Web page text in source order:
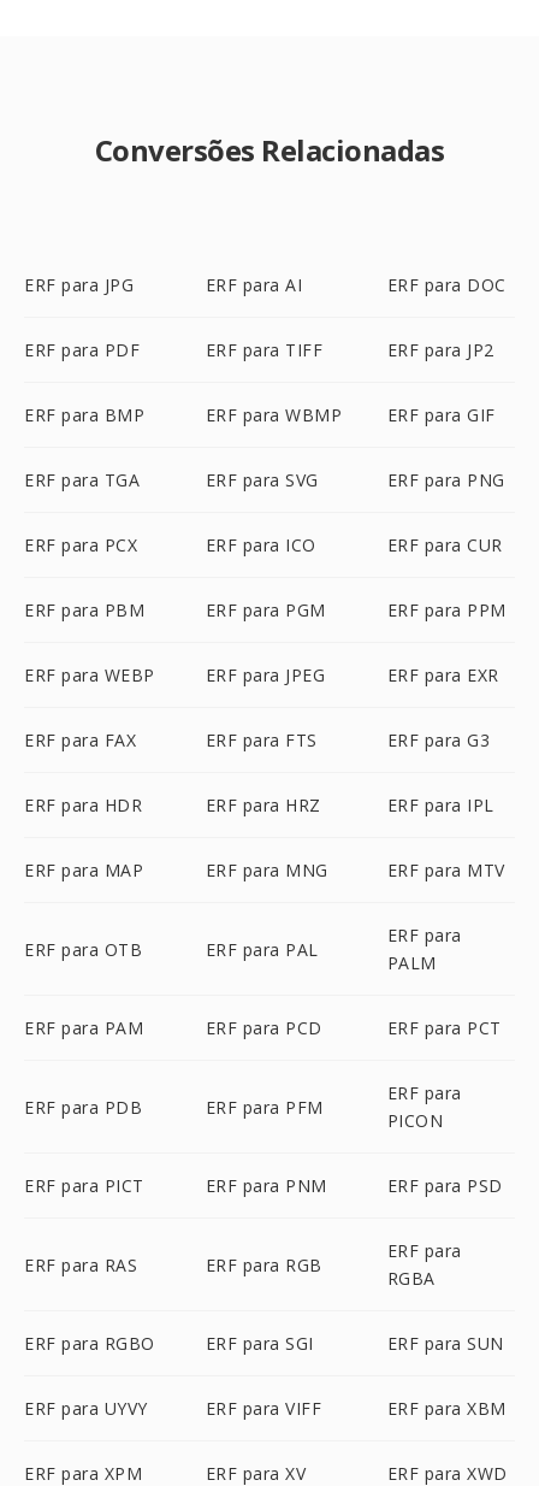
Conversões Relacionadas
ERF para JPG ERF para AI ERF para DOC
ERF para PDF ERF para TIFF ERF para JP2
ERF para BMP ERF para WBMP ERF para GIF
ERF para TGA ERF para SVG ERF para PNG
ERF para PCX ERF para ICO ERF para CUR
ERF para PBM ERF para PGM ERF para PPM
ERF para WEBP ERF para JPEG ERF para EXR
ERF para FAX ERF para FTS ERF para G3
ERF para HDR ERF para HRZ ERF para IPL
ERF para MAP ERF para MNG ERF para MTV
ERF para OTB ERF para PAL
ERF para
PALM
ERF para PAM ERF para PCD ERF para PCT
ERF para PDB ERF para PFM
ERF para
PICON
ERF para PICT ERF para PNM ERF para PSD
ERF para RAS ERF para RGB
ERF para
RGBA
ERF para RGBO ERF para SGI ERF para SUN
ERF para UYVY ERF para VIFF ERF para XBM
ERF para XPM ERF para XV ERF para XWD